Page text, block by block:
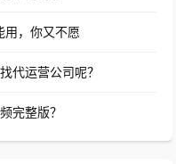
用，你又不愿
代运营公司呢？
完整版？